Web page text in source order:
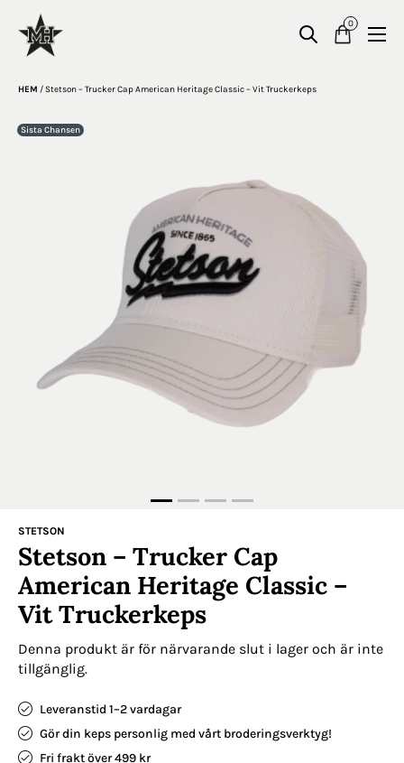
0
HEM /Stetson – Trucker Cap American Heritage Classic – Vit Truckerkeps
Sista Chansen
STETSON
Stetson – Trucker Cap
American Heritage Classic –
Vit Truckerkeps
Denna produkt är för närvarande slut i lager och är inte
tillgänglig.
Leveranstid 1–2 vardagar
Gör din keps personlig med vårt broderingsverktyg!
Fri frakt över 499 kr